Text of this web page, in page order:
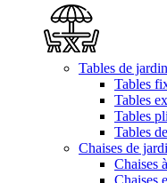
Tables de jardin
Tables
Tables
Tables
Tables
Chaises de
Chaises
Chaises